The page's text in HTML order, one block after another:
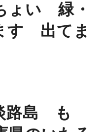
ょい 緑・
す 出てま
路島 も